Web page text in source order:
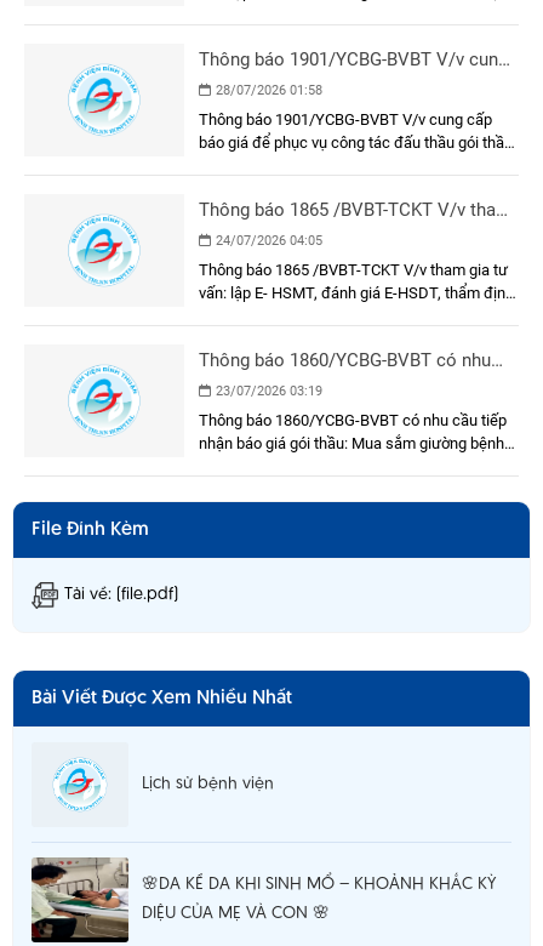
Thông báo 1901/YCBG-BVBT V/v cung
cấp báo giá để phục vụ công tác đấu
thầu gói thầu: Sơn, sửa mặt trước, hành
lang, cầu nối và phòng chờ bệnh khu xạ
28/07/2026 01:58
Thông báo 1901/YCBG-BVBT V/v cung cấp
báo giá để phục vụ công tác đấu thầu gói thầu:
bướu
Thông báo 1865 /BVBT-TCKT V/v tham
gia tư vấn: lập E- HSMT, đánh giá E-
HSDT, thẩm định E-HSMT và kết quả
lựa chọn nhà thầu
24/07/2026 04:05
Thông báo 1865 /BVBT-TCKT V/v tham gia tư
vấn: lập E- HSMT, đánh giá E-HSDT, thẩm định
Thông báo 1860/YCBG-BVBT có nhu
cầu tiếp nhận báo giá gói thầu: Mua
sắm giường bệnh nhân cho khoa Nội A
23/07/2026 03:19
Thông báo 1860/YCBG-BVBT có nhu cầu tiếp
nhận báo giá gói thầu: Mua sắm giường bệnh
File Đính Kèm
Tải về: (file.pdf)
Bài Viết Được Xem Nhiều Nhất
Lịch sử bệnh viện
🌸DA KỀ DA KHI SINH MỔ – KHOẢNH KHẮC KỲ
DIỆU CỦA MẸ VÀ CON 🌸